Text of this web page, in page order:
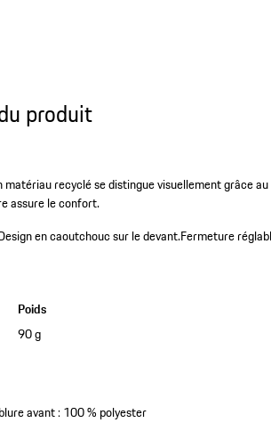
produit
recyclé se distingue visuellement grâce
assure le confort.
en caoutchouc sur le devant.Fermeture
Poids
90 g
avant : 100 % polyester